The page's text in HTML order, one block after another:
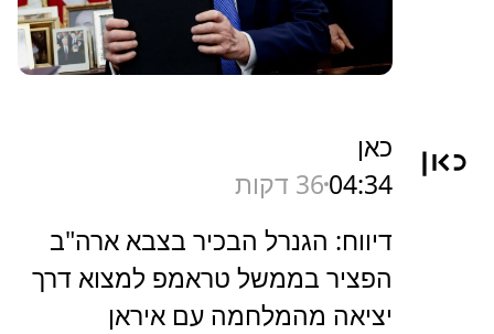
כאן
04:3436 דקות
דיווח: הגנרל הבכיר בצבא ארה"ב
הפציר בממשל טראמפ למצוא דרך
יציאה מהמלחמה עם איראן